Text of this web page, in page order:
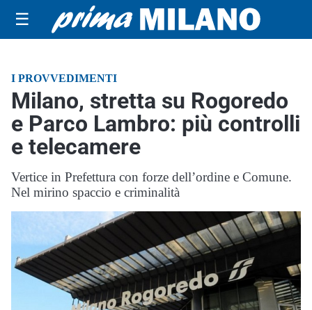
☰
I PROVVEDIMENTI
Milano, stretta su Rogoredo
e Parco Lambro: più controlli
e telecamere
Vertice in Prefettura con forze dell’ordine e Comune.
Nel mirino spaccio e criminalità